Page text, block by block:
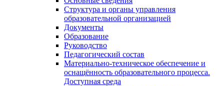
Структура и органы управления
образовательной организацией
Документы
Образование
Руководство
Педагогический состав
Материально-техническое обеспечение и
оснащённость образовательного процесса.
Доступная среда